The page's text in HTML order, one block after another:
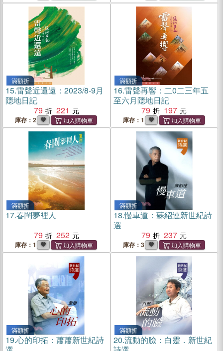
滿額折
15.雷聲近還遠：2023/8-9月
隱地日記
79
221
庫存：2
滿額折
16.雷聲再響：二0二三年五
至六月隱地日記
79
197
庫存：1
滿額折
17.春閨夢裡人
79
252
庫存：1
滿額折
18.慢車道：蘇紹連新世紀詩
選
79
237
庫存：3
滿額折
19.心的印拓：蕭蕭新世紀詩
滿額折
20.流動的臉：白靈．新世紀